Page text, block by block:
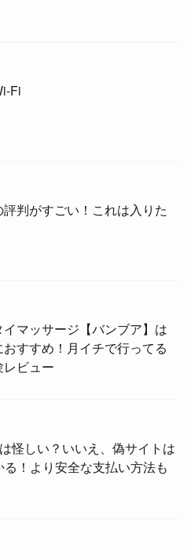
Fi
判がすごい！これは入りた
マッサージ【バンブア】は
すすめ！月イチで行ってる
ビュー
怪しい？いいえ、偽サイトは
！より安全な支払い方法も